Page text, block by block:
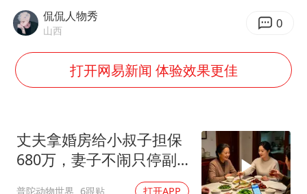
中央气象台继续发布暴雨橙警
周星驰妈妈现身香港首映礼
大疆错失宇树
三预警齐发 11个省份有大到暴雨
侃侃人物秀
山西 0
打开网易新闻 体验效果更佳
丈夫拿婚房给小叔子担保
680万，妻子不闹只停副
卡，次日手机被打爆
普陀动物世界 6跟贴 打开APP